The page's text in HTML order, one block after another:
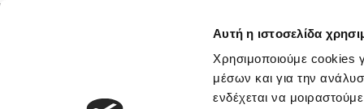
Αυτή η ιστοσελίδα
Χρησιμοποιούμε cookies
μέσων και για την
ενδέχεται να
Νέα & Πληροφορίες Εθνικές Ομάδες